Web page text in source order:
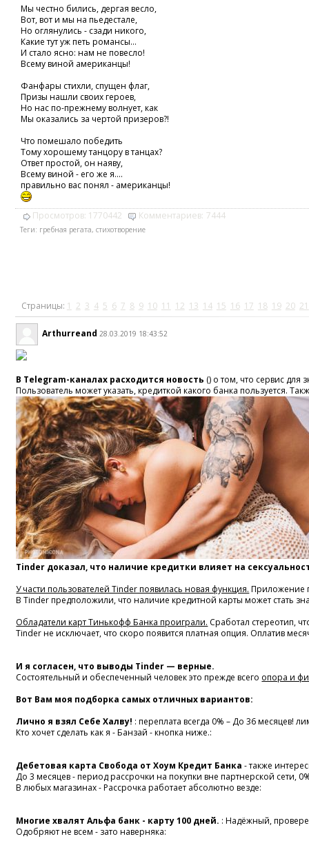
Мы честно бились, дергая весло,
Вот, вот и мы на пьедестале,
Но оглянулись - сзади никого,
Какие тут уж петь романсы...
И стало ясно: нам не повесло!
Всему виной американцы!
Фанфары стихли, спущен флаг,
Призы нашли своих героев,
Но нас по-прежнему волнует, как
Мы оказались за чертой призеров?!
Что помешало победить
Тому хорошему танцору в танцах?
Ответ простой, он наяву,
Всему виной - его же я....
правильно вас понял - американцы!
Просмотров: 1770442 Комментариев: 7444
Теги: гребная регата, стихотворение
Страницы: 1 2 3 4 5 6 7 8 9 10 11 12 13 14 15 16 17 18 19 20 21
Arthurreand 28.03.2019 18:43:52
В Telegram-каналах расходится новость () о том, что сервис для
Пользователь может указать, кредиткой какого банка пользуется.
Tinder доказал, что наличие кредитки влияет на
У части пользователей Tinder появилась новая функция. Приложение
В Tinder предположили, что наличие кредитной карты может стать
Обладатели карт Тинькофф Банка проиграли. Сработал стереотип,
Tinder не исключает, что скоро появится платная опция. Оплатив
И я согласен, что выводы Tinder — верные.
Состоятельный и обеспеченный человек это прежде всего опора и
Вот Вам моя подборка самых отличных вариантов:
Лично я взял Себе Халву! : переплата всегда 0% – До 36 месяцев!
Кто хочет сделать как я - Банзай - кнопка ниже.:
Дебетовая карта Свобода от Хоум Кредит Банка - также
До 3 месяцев - период рассрочки на покупки вне партнерской сети,
В любых магазинах - Рассрочка работает абсолютно везде:
Многие хвалят Альфа банк - карту 100 дней. : Надёжный,
Одобряют не всем - зато наверняка: